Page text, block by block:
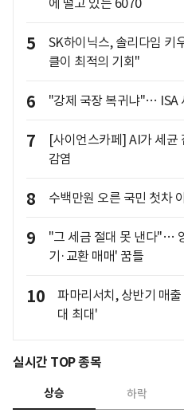
에 떨고 있는 6070
5
SK하이닉스, 솔리다임 키
클이 최적의 기회"
6 "강제 국장 복귀냐"… ISA
7
[사이언스카페] AI가 세균
감염
8 수백만원 오른 국민 첫차
9
"그 세금 절대 못 낸다"…
기·교환 매매' 꿈틀
10
파마리서치, 상반기 매
대 최대'
실시간 TOP 종목
상승 하락